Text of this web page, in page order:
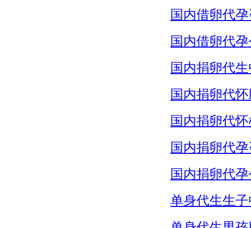
国内借卵代
国内借卵代孕
国内捐卵代
国内捐卵代
国内捐卵代
国内捐卵代
国内捐卵代孕
单身代生生